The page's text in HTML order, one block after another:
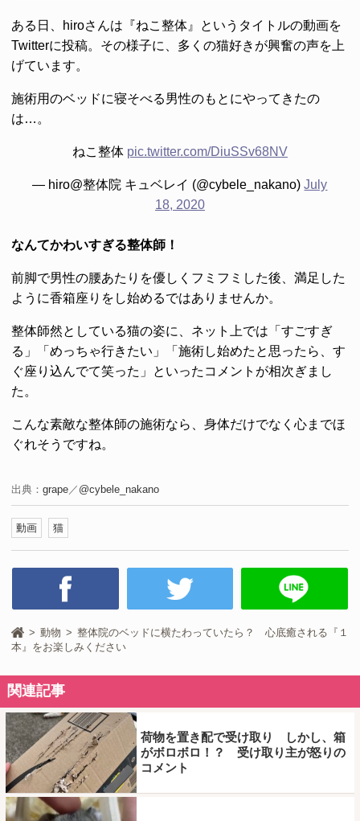
ある日、hiroさんは『ねこ整体』というタイトルの動画を
Twitterに投稿。その様子に、多くの猫好きが興奮の声を上
げています。
施術用のベッドに寝そべる男性のもとにやってきたの
は…。
ねこ整体 pic.twitter.com/DiuSSv68NV
— hiro@整体院 キュベレイ (@cybele_nakano)July
18, 2020
なんてかわいすぎる整体師！
前脚で男性の腰あたりを優しくフミフミした後、満足した
ように香箱座りをし始めるではありませんか。
整体師然としている猫の姿に、ネット上では「すごすぎ
る」「めっちゃ行きたい」「施術し始めたと思ったら、す
ぐ座り込んでて笑った」といったコメントが相次ぎまし
た。
こんな素敵な整体師の施術なら、身体だけでなく心までほ
ぐれそうですね。
出典： grape／ @cybele_nakano
動画 猫
動物
整体院のベッドに横たわっていたら？ 心底癒される『１
本』をお楽しみください
関連記事
荷物を置き配で受け取り しかし、箱
がボロボロ！？ 受け取り主が怒りの
コメント